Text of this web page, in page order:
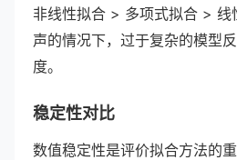
非线性拟合 > 多项式拟合 > 线
声的情况下，过于复杂的模型
度。
稳定性对比
数值稳定性是评价拟合方法的